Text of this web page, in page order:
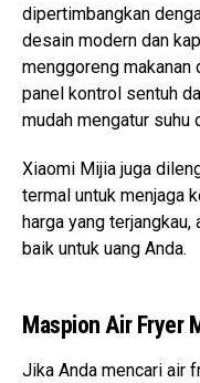
dipertimbangkan
desain modern dan
menggoreng makanan
panel kontrol sentuh
mudah mengatur suhu
Xiaomi Mijia juga
termal untuk menjaga
harga yang
baik untuk uang Anda.
Maspion Air Fryer
Jika Anda mencari air